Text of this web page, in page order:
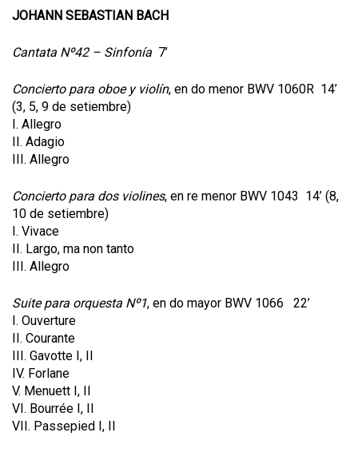
JOHANN SEBASTIAN BACH
Cantata Nº42 – Sinfonía 7’
Concierto para oboe y violín, en do menor BWV 1060R 14’
(3, 5, 9 de setiembre)
I. Allegro
II. Adagio
III. Allegro
Concierto para dos violines, en re menor BWV 1043 14’ (8,
10 de setiembre)
I. Vivace
II. Largo, ma non tanto
III. Allegro
Suite para orquesta Nº1, en do mayor BWV 1066 22’
I. Ouverture
II. Courante
III. Gavotte I, II
IV. Forlane
V. Menuett I, II
VI. Bourrée I, II
VII. Passepied I, II